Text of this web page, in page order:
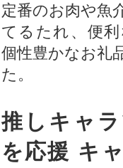
定番のお肉や魚
てるたれ、便
個性豊かなお礼
た。
推しキャ
を応援 キ